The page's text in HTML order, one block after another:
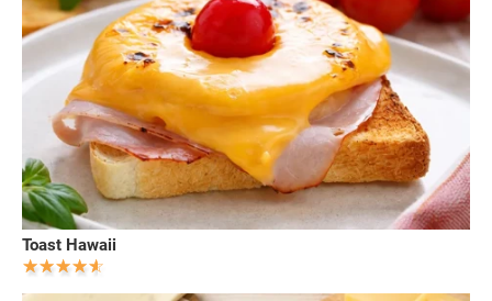
Toast Hawaii